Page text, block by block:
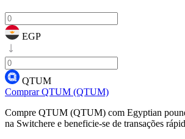
EGP
QTUM
Comprar QTUM (QTUM)
Compre QTUM (QTUM) com Egyptian
na Switchere e beneficie-se de transações